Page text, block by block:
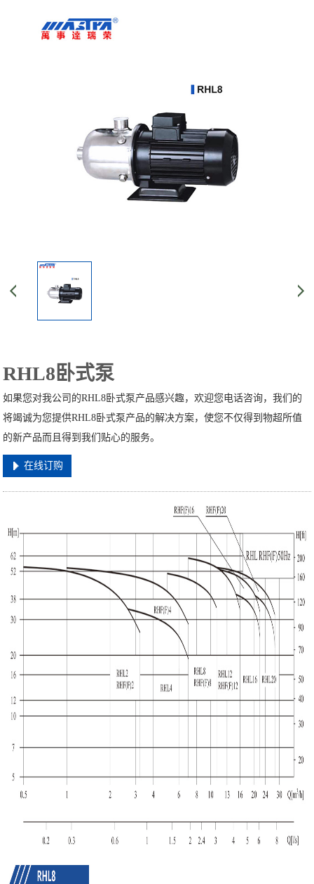
RHL8卧式泵
如果您对我公司的RHL8卧式泵产品感兴趣，欢迎您电话咨询，我们的
将竭诚为您提供RHL8卧式泵产品的解决方案，使您不仅得到物超所值
的新产品而且得到我们贴心的服务。
在线订购